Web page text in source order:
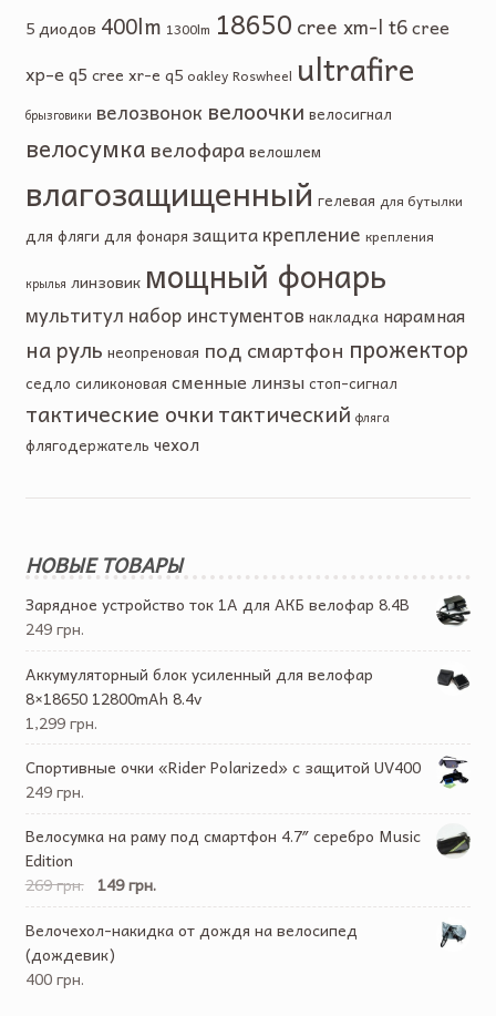
5 диодов 400lm 1300lm 18650 cree xm-l t6cree
xp-e q5 cree xr-e q5 oakley Roswheel ultrafire
брызговики велозвонок велоочки велосигнал
велосумка велофара велошлем
влагозащищенный гелевая для бутылки
для фляги для фонаря защита крепление крепления
крылья линзовик мощный фонарь
мультитул набор инстументов накладка нарамная
на руль неопреновая под смартфон прожектор
седло силиконовая сменные линзы стоп-сигнал
тактические очкитактический фляга
флягодержатель чехол
НОВЫЕ ТОВАРЫ
Зарядное устройство ток 1А для АКБ велофар 8.4В
249 грн.
Аккумуляторный блок усиленный для велофар
8×18650 12800mAh 8.4v
1,299 грн.
Спортивные очки «Rider Polarized» с защитой UV400
249 грн.
Велосумка на раму под смартфон 4.7″ серебро Music
Edition
269 грн.
149 грн.
Велочехол-накидка от дождя на велосипед
(дождевик)
400 грн.